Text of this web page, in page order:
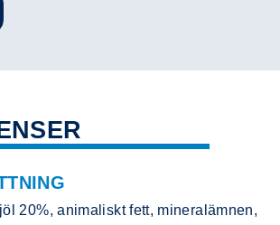
20%, animaliskt fett, mineralämnen,